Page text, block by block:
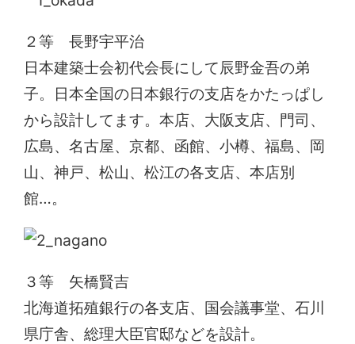
２等 長野宇平治
日本建築士会初代会長にして辰野金吾の弟
子。日本全国の日本銀行の支店をかたっぱし
から設計してます。本店、大阪支店、門司、
広島、名古屋、京都、函館、小樽、福島、岡
山、神戸、松山、松江の各支店、本店別
館…。
３等 矢橋賢吉
北海道拓殖銀行の各支店、国会議事堂、石川
県庁舎、総理大臣官邸などを設計。